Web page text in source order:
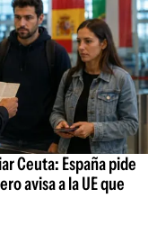
Ceuta: España pide
avisa a la UE que